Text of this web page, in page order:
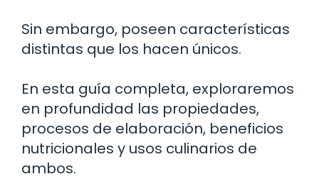
Sin embargo, poseen características
distintas que los hacen únicos.
En esta guía completa, exploraremos
en profundidad las propiedades,
procesos de elaboración, beneficios
nutricionales y usos culinarios de
ambos.